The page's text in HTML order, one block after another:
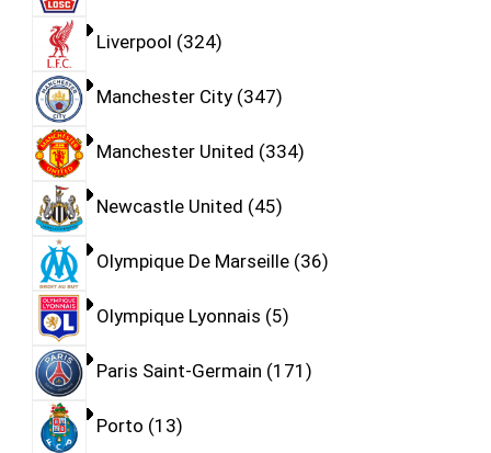
Liverpool 324
Manchester City 347
Manchester United 334
Newcastle United 45
Olympique De Marseille 36
Olympique Lyonnais 5
Paris Saint-Germain 171
Porto 13